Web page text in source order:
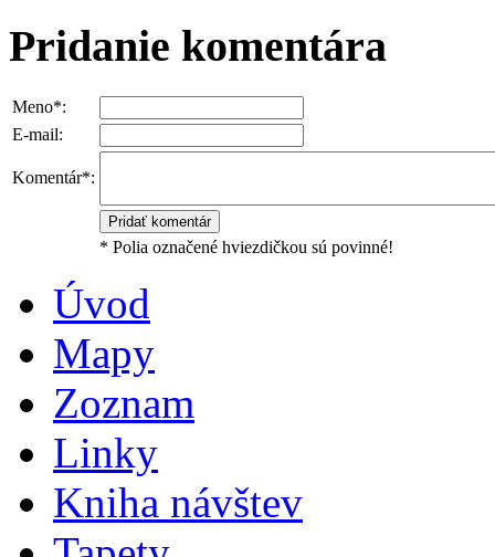
Pridanie komentára
Meno*:
E-mail:
Komentár*:
* Polia označené hviezdičkou sú povinné!
Úvod
Mapy
Zoznam
Linky
Kniha návštev